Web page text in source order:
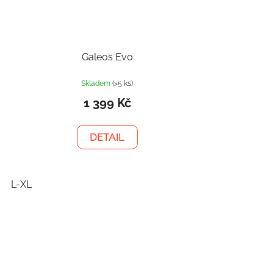
Galeos Evo
Skladem(>5 ks)
1 399 Kč
DETAIL
L-XL